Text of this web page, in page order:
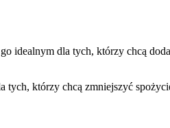
idealnym dla tych, którzy chcą
tych, którzy chcą zmniejszyć